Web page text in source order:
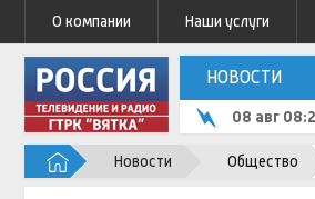
О компании Наши услуги
НОВОСТИ
08 авг
Новости Общество